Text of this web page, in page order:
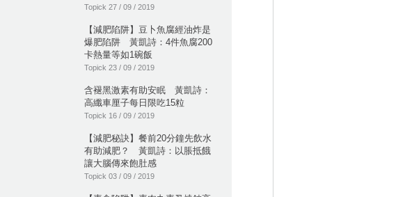
Topick 27 / 09 / 2019
【減肥陷阱】豆卜魚腐經油炸是
爆肥陷阱 黃凱詩：4件魚腐200
卡熱量等如1碗飯
Topick 23 / 09 / 2019
含褪黑激素有助安眠 黃凱詩：
高纖車厘子每日限吃15粒
Topick 16 / 09 / 2019
【減肥秘訣】餐前20分鐘先飲水
有助減肥？ 黃凱詩：以脹抵餓
讓大腦傳來飽肚感
Topick 03 / 09 / 2019